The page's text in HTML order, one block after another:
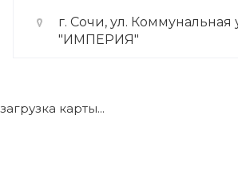
г. Сочи, ул. Коммунальная
"ИМПЕРИЯ"
загрузка карты...